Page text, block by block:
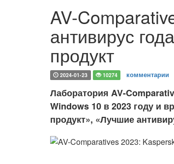
AV-
антивирус
продукт
2024-01-23 10274 комментарии
Лаборатория AV-
Windows 10 в 2023 году и
продукт», «Лучшие